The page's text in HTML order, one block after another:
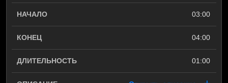
03:00
04:00
01:00